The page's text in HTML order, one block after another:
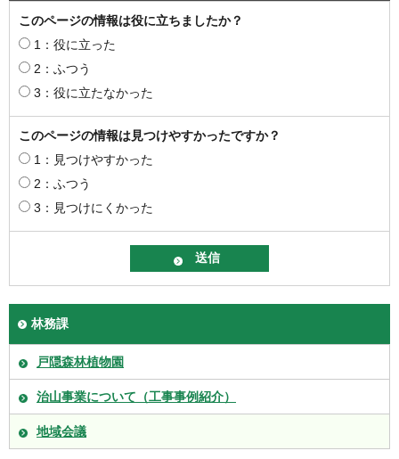
このページの情報は役に立ちましたか？
1：役に立った
2：ふつう
3：役に立たなかった
このページの情報は見つけやすかったですか？
1：見つけやすかった
2：ふつう
3：見つけにくかった
林務課
戸隠森林植物園
治山事業について（工事事例紹介）
地域会議